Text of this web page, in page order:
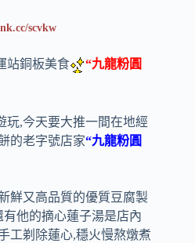
scvkw
站銅板美食
“九龍粉圓
玩,今天要大推一間在地經
的老字號店家“九龍粉圓
鮮又高品質的優質豆腐製
他的摘心蓮子湯是店內
工剃除蓮心,穩火慢熬燉煮